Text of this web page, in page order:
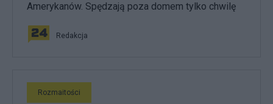
Amerykanów. Spędzają poza domem tylko chwilę
Redakcja
Rozmaitości